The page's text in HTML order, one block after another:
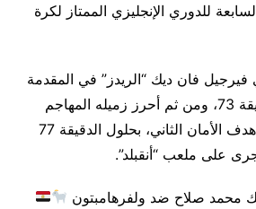
للدوري الإنجليزي الممتاز لكرة
فيرجيل فان ديك “الريدز” في المقدمة
بهدف سجله عند الدقيقة 73، ومن ثم أحرز زميله المهاجم
المصري محمد صلاح هدف الأمان الثاني، بحلول الدقيقة 77
على ملعب “أنقبلد”.
محمد صلاح ضد ولفرهامبتون